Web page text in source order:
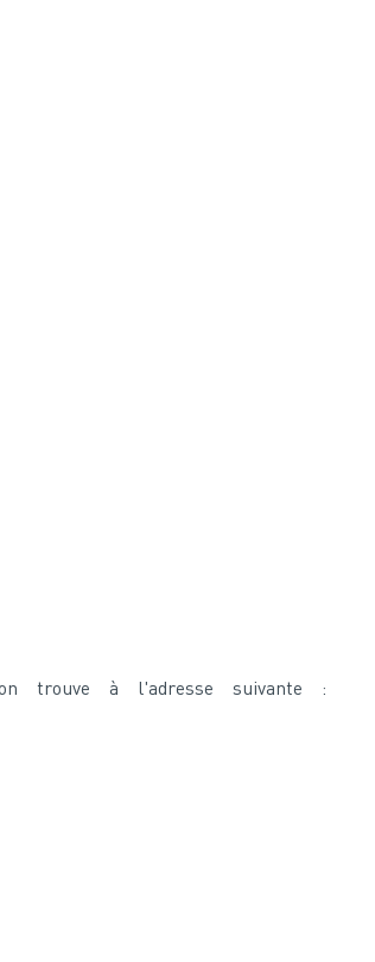
trouve à l'adresse suivante :